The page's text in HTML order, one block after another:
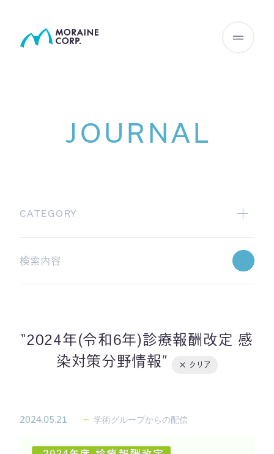
JOURNAL
CATEGORY
Webinar情報
学術グループからの配信
2024年(令和6年)診療報酬改定 感
染対策分野情報
クリア
2024.05.21 学術グループからの配信